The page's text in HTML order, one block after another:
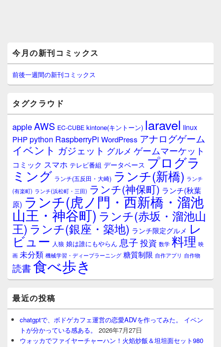
イ
ン
サ
イ
ウ
ィ
ジ
ェ
ア
今月の新刊コミックス
前後一週間の新刊コミックス
タグクラウド
appleAWS EC-CUBE kintone(キントーン) laravel linux
PHPpython RaspberryPi WordPress アナログゲーム
イベント ガジェット グルメ ゲームマーケット
コミック スマホ テレビ番組 データベース プログラ
ミング ランチ(五反田・大崎) ランチ(新橋) ランチ
(有楽町) ランチ(浜松町・三田) ランチ(神保町) ランチ(秋葉
原) ランチ(虎ノ門・西新橋・溜池
山王・神谷町) ランチ(赤坂・溜池山
王) ランチ(銀座・築地) ランチ限定グルメ レ
ビュー 人狼 娘は誰にもやらん 息子 投資 数学 料理 映
画 未分類 機械学習・ディープラーニング 糖質制限 自作アプリ 自作物
読書食べ歩き
最近の投稿
chatgptで、ボドゲカフェ運営の恋愛ADVを作ってみた。 イベン
トが分かっている感ある。
2026年7月27日
ウォッカでファイヤーチャーハン！火焰炒飯＆坦坦面セット980